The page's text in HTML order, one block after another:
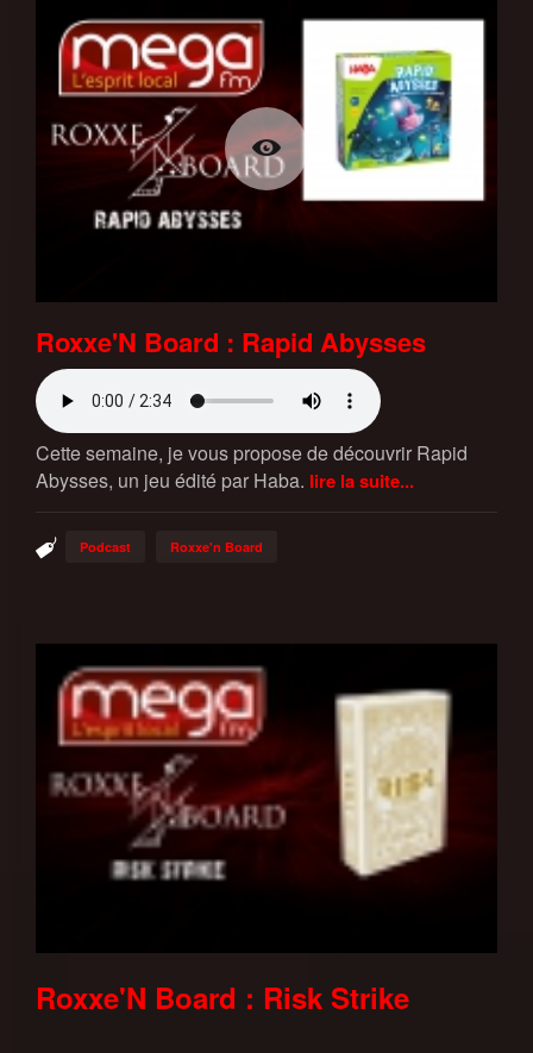
Roxxe'N Board : Rapid Abysses
Cette semaine, je vous propose de découvrir Rapid
Abysses, un jeu édité par Haba. lire la suite...
Podcast Roxxe'n Board
Roxxe'N Board : Risk Strike